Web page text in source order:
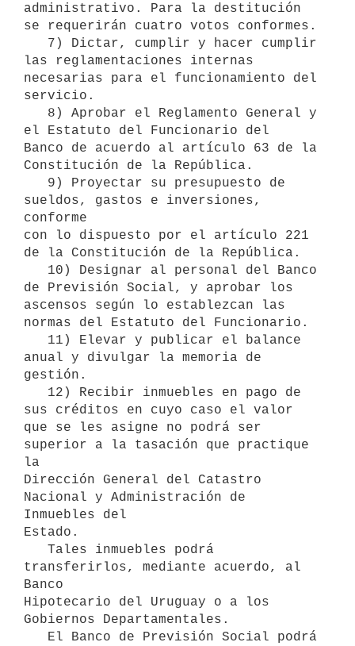
administrativo. Para la destitución
se requerirán cuatro votos conformes.
las reglamentaciones internas
necesarias para el funcionamiento del
servicio.
el Estatuto del Funcionario del
Banco de acuerdo al artículo 63 de la
Constitución de la República.
sueldos, gastos e inversiones,
conforme
con lo dispuesto por el artículo 221
de la Constitución de la República.
de Previsión Social, y aprobar los
ascensos según lo establezcan las
normas del Estatuto del Funcionario.
anual y divulgar la memoria de
gestión.
sus créditos en cuyo caso el valor
que se les asigne no podrá ser
superior a la tasación que practique
la
Dirección General del Catastro
Nacional y Administración de
Inmuebles del
Estado.
transferirlos, mediante acuerdo, al
Banco
Hipotecario del Uruguay o a los
Gobiernos Departamentales.